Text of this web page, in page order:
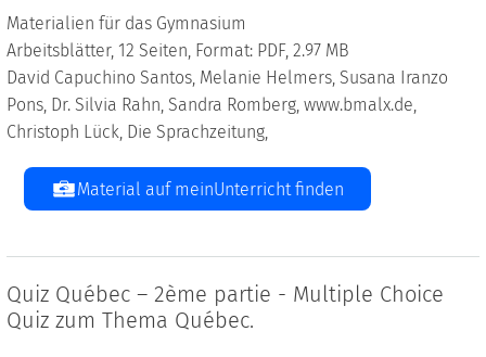
Materialien für das Gymnasium
Arbeitsblätter, 12 Seiten, Format: PDF, 2.97 MB
David Capuchino Santos, Melanie Helmers, Susana Iranzo
Pons, Dr. Silvia Rahn, Sandra Romberg, www.bmalx.de,
Christoph Lück, Die Sprachzeitung,
Material auf meinUnterricht finden
Quiz Québec – 2ème partie - Multiple Choice
Quiz zum Thema Québec.